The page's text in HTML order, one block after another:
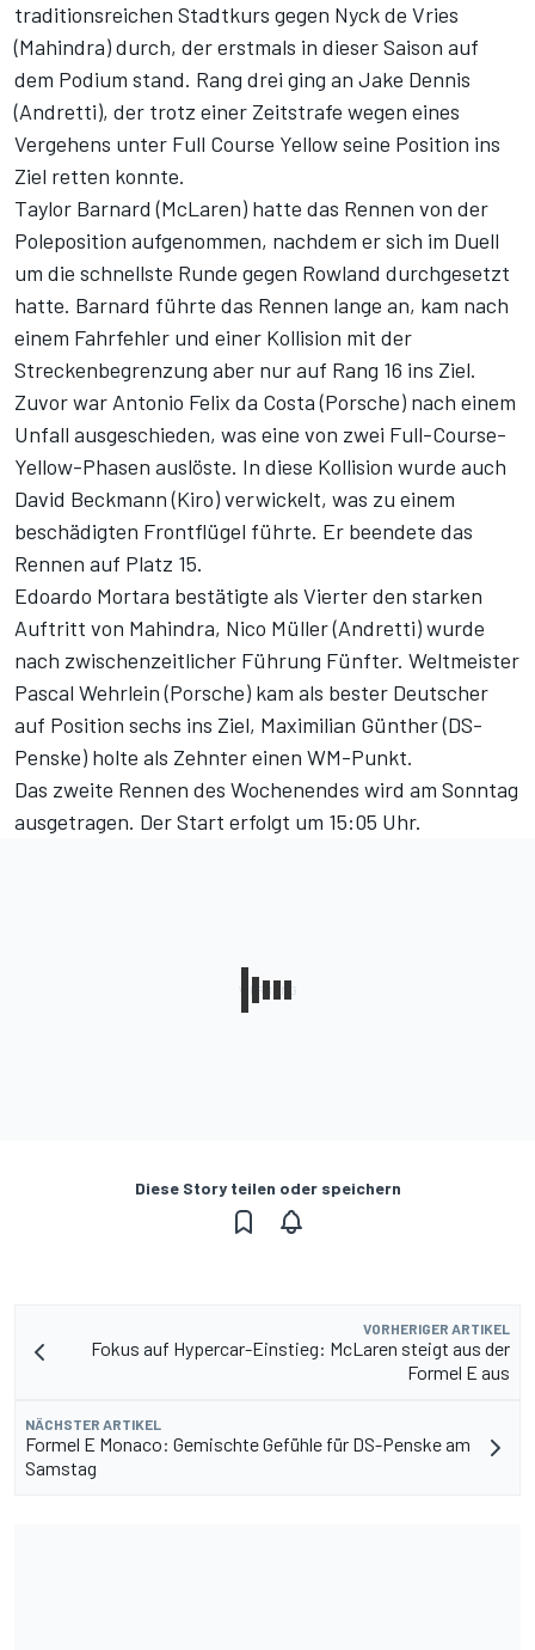
traditionsreichen Stadtkurs gegen Nyck de Vries
(Mahindra) durch, der erstmals in dieser Saison auf
dem Podium stand. Rang drei ging an Jake Dennis
(Andretti), der trotz einer Zeitstrafe wegen eines
Vergehens unter Full Course Yellow seine Position ins
Ziel retten konnte.
Taylor Barnard (McLaren) hatte das Rennen von der
Poleposition aufgenommen, nachdem er sich im Duell
um die schnellste Runde gegen Rowland durchgesetzt
hatte. Barnard führte das Rennen lange an, kam nach
einem Fahrfehler und einer Kollision mit der
Streckenbegrenzung aber nur auf Rang 16 ins Ziel.
Zuvor war Antonio Felix da Costa (Porsche) nach einem
Unfall ausgeschieden, was eine von zwei Full-Course-
Yellow-Phasen auslöste. In diese Kollision wurde auch
David Beckmann (Kiro) verwickelt, was zu einem
beschädigten Frontflügel führte. Er beendete das
Rennen auf Platz 15.
Edoardo Mortara bestätigte als Vierter den starken
Auftritt von Mahindra, Nico Müller (Andretti) wurde
nach zwischenzeitlicher Führung Fünfter. Weltmeister
Pascal Wehrlein (Porsche) kam als bester Deutscher
auf Position sechs ins Ziel, Maximilian Günther (DS-
Penske) holte als Zehnter einen WM-Punkt.
Das zweite Rennen des Wochenendes wird am Sonntag
ausgetragen. Der Start erfolgt um 15:05 Uhr.
Diese Story teilen oder speichern
VORHERIGER ARTIKEL
Fokus auf Hypercar-Einstieg: McLaren steigt aus der
Formel E aus
NÄCHSTER ARTIKEL
Formel E Monaco: Gemischte Gefühle für DS-Penske am
Samstag